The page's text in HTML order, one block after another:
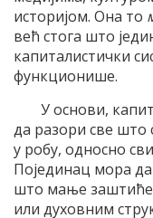
историјом. Она то
већ стога што
капиталистички
функционише.
У основи,
да разори све што
у робу, односно
Појединац мора
што мање
или духовним